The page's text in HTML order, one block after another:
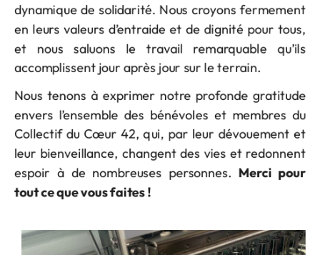
dynamique de solidarité. Nous croyons fermement
en leurs valeurs d’entraide et de dignité pour tous,
et nous saluons le travail remarquable qu’ils
accomplissent jour après jour sur le terrain.
Nous tenons à exprimer notre profonde gratitude
envers l’ensemble des bénévoles et membres du
Collectif du Cœur 42, qui, par leur dévouement et
leur bienveillance, changent des vies et redonnent
espoir à de nombreuses personnes.Merci pour
tout ce que vous faites !